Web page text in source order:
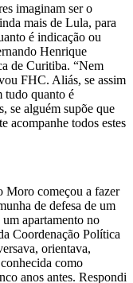
imaginam ser o
mais de Lula, para
é indicação ou
Henrique
de Curitiba. “Nem
FHC. Aliás, se assim
tudo quanto é
se alguém supõe que
acompanhe todos estes
Moro começou a fazer
de defesa de um
apartamento no
Coordenação Política
orientava,
como
anos antes. Respondi